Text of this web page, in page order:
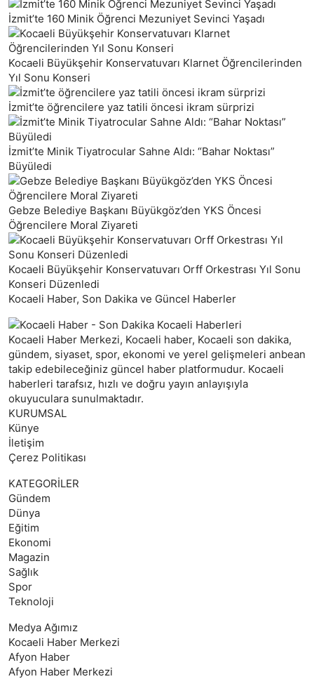
İzmit’te 160 Minik Öğrenci Mezuniyet Sevinci Yaşadı
Kocaeli Büyükşehir Konservatuvarı Klarnet Öğrencilerinden
Yıl Sonu Konseri
İzmit’te öğrencilere yaz tatili öncesi ikram sürprizi
İzmit’te Minik Tiyatrocular Sahne Aldı: “Bahar Noktası”
Büyüledi
Gebze Belediye Başkanı Büyükgöz’den YKS Öncesi
Öğrencilere Moral Ziyareti
Kocaeli Büyükşehir Konservatuvarı Orff Orkestrası Yıl Sonu
Konseri Düzenledi
Kocaeli Haber, Son Dakika ve Güncel Haberler
Kocaeli Haber Merkezi, Kocaeli haber, Kocaeli son dakika,
gündem, siyaset, spor, ekonomi ve yerel gelişmeleri anbean
takip edebileceğiniz güncel haber platformudur. Kocaeli
haberleri tarafsız, hızlı ve doğru yayın anlayışıyla
okuyuculara sunulmaktadır.
KURUMSAL
Künye
İletişim
Çerez Politikası
KATEGORİLER
Gündem
Dünya
Eğitim
Ekonomi
Magazin
Sağlık
Spor
Teknoloji
Medya Ağımız
Kocaeli Haber Merkezi
Afyon Haber
Afyon Haber Merkezi